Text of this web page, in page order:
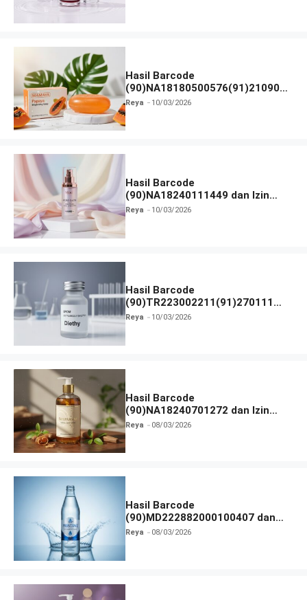
Hasil Barcode
(90)NA18180500576(91)210906
dan Izin BPOM
Reya 10/03/2026
Hasil Barcode
(90)NA18240111449 dan Izin
BPOM
Reya 10/03/2026
Hasil Barcode
(90)TR223002211(91)270111
dan Izin BPOM
Reya 10/03/2026
Hasil Barcode
(90)NA18240701272 dan Izin
BPOM
Reya 08/03/2026
Hasil Barcode
(90)MD222882000100407 dan
Izin BPOM
Reya 08/03/2026